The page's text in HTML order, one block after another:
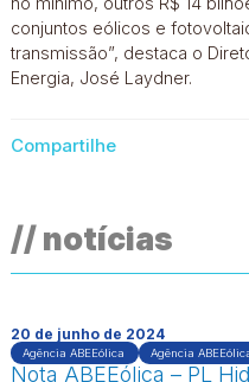
conjuntos eólicos e
transmissão”, destaca o
Energia, José Laydner.
Compartilhe
// notícias
20 de junho de 2024
Agência ABEEólica Agência
Nota ABEEólica – PL